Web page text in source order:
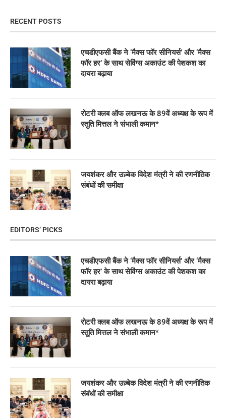
RECENT POSTS
एचडीएफसी बैंक ने ‘मैक्स फॉर सीनियर्स’ और ‘मैक्स
फॉर हर’ के साथ सेविंग्स अकाउंट की पेशकश का
दायरा बढ़ाया
रोटरी क्लब ऑफ लखनऊ के 89वें अध्यक्ष के रूप में
स्तुति मित्तल ने संभाली कमान*
जयशंकर और उज़्बेक विदेश मंत्री ने की रणनीतिक
संबंधों की समीक्षा
EDITORS’ PICKS
एचडीएफसी बैंक ने ‘मैक्स फॉर सीनियर्स’ और ‘मैक्स
फॉर हर’ के साथ सेविंग्स अकाउंट की पेशकश का
दायरा बढ़ाया
रोटरी क्लब ऑफ लखनऊ के 89वें अध्यक्ष के रूप में
स्तुति मित्तल ने संभाली कमान*
जयशंकर और उज़्बेक विदेश मंत्री ने की रणनीतिक
संबंधों की समीक्षा